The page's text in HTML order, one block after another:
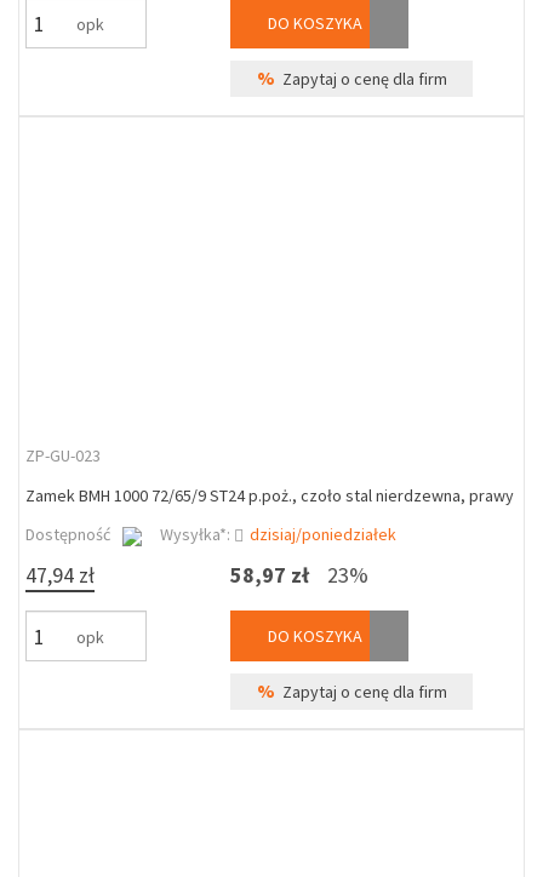
opk DO KOSZYKA
% Zapytaj o cenę dla firm
ZP-GU-023
Zamek BMH 1000 72/65/9 ST24 p.poż., czoło stal nierdzewna, prawy
Dostępność
Wysyłka*: dzisiaj/poniedziałek
47,94 zł
opk
58,97 zł 23%
DO KOSZYKA
% Zapytaj o cenę dla firm